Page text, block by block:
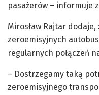
pasażerów – informuje
Mirosław Rajtar
zeroemisyjnych
regularnych połączeń
– Dostrzegamy taką
zeroemisyjnego